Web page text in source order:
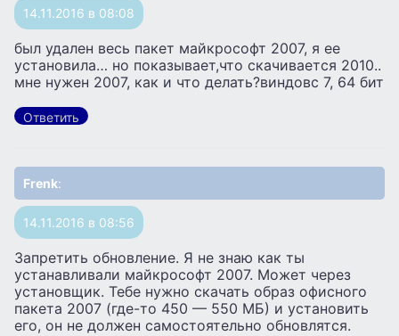
14.11.2016 в 08:08
был удален весь пакет майкрософт 2007, я ее
установила… но показывает,что скачивается 2010..
мне нужен 2007, как и что делать?виндовс 7, 64 бит
Ответить
Frenk:
14.11.2016 в 08:56
Запретить обновление. Я не знаю как ты
устанавливали майкрософт 2007. Может через
установщик. Тебе нужно скачать образ офисного
пакета 2007 (где-то 450 — 550 МБ) и установить
его, он не должен самостоятельно обновлятся.